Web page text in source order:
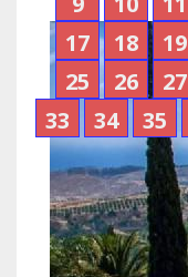
17
18 19
25
26 27
33
34 35